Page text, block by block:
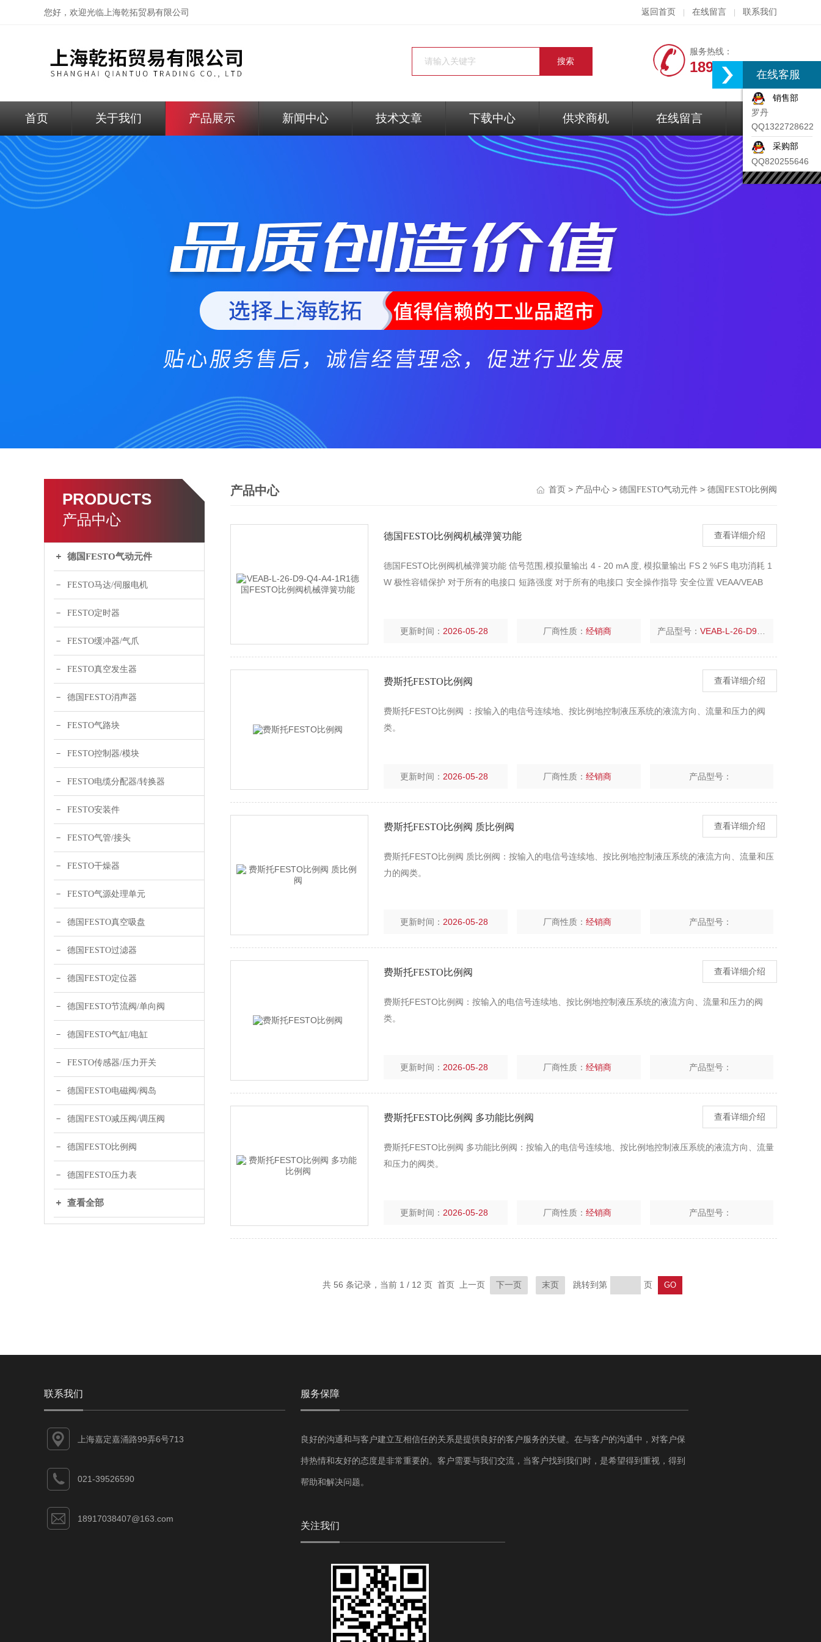
您好，欢迎光临上海乾拓贸易有限公司 返回首页 在线留言 联系我们
服务热线：
18917074297
首页 关于我们 产品展示 新闻中心 技术文章 下载中心 供求商机 在线留言 联系我们
PRODUCTS
产品中心
德国FESTO气动元件
FESTO马达/伺服电机
FESTO定时器
FESTO缓冲器/气爪
FESTO真空发生器
德国FESTO消声器
FESTO气路块
FESTO控制器/模块
FESTO电缆分配器/转换器
FESTO安装件
FESTO气管/接头
FESTO干燥器
FESTO气源处理单元
德国FESTO真空吸盘
德国FESTO过滤器
德国FESTO定位器
德国FESTO节流阀/单向阀
德国FESTO气缸/电缸
FESTO传感器/压力开关
德国FESTO电磁阀/阀岛
德国FESTO减压阀/调压阀
德国FESTO比例阀
德国FESTO压力表
查看全部
产品中心 首页 > 产品中心 > 德国FESTO气动元件 > 德国FESTO比例阀
德国FESTO比例阀机械弹簧功能 查看详细介绍
德国FESTO比例阀机械弹簧功能 信号范围,模拟量输出 4 - 20 mA 度, 模拟量输出 FS 2 %FS 电功消耗 1
W 极性容错保护 对于所有的电接口 短路强度 对于所有的电接口 安全操作指导 安全位置 VEAA/VEAB
更新时间： 2026-05-28 厂商性质：经销商 产品型号：VEAB-L-26-D9-Q4-A4-1R1
费斯托FESTO比例阀 查看详细介绍
费斯托FESTO比例阀 ：按输入的电信号连续地、按比例地控制液压系统的液流方向、流量和压力的阀
类。
更新时间： 2026-05-28 厂商性质：经销商 产品型号：
费斯托FESTO比例阀 质比例阀 查看详细介绍
费斯托FESTO比例阀 质比例阀：按输入的电信号连续地、按比例地控制液压系统的液流方向、流量和压
力的阀类。
更新时间： 2026-05-28 厂商性质：经销商 产品型号：
费斯托FESTO比例阀 查看详细介绍
费斯托FESTO比例阀：按输入的电信号连续地、按比例地控制液压系统的液流方向、流量和压力的阀
类。
更新时间： 2026-05-28 厂商性质：经销商 产品型号：
费斯托FESTO比例阀 多功能比例阀 查看详细介绍
费斯托FESTO比例阀 多功能比例阀：按输入的电信号连续地、按比例地控制液压系统的液流方向、流量
和压力的阀类。
更新时间： 2026-05-28 厂商性质：经销商 产品型号：
共 56 条记录，当前 1 / 12 页 首页 上一页 下一页 末页 跳转到第 页
联系我们
上海嘉定嘉涌路99弄6号713
021-39526590
18917038407@163.com
服务保障
良好的沟通和与客户建立互相信任的关系是提供良好的客户服务的关键。在与客户的沟通中，对客户保
持热情和友好的态度是非常重要的。客户需要与我们交流，当客户找到我们时，是希望得到重视，得到
帮助和解决问题。
关注我们
在线客服
销售部
罗丹
QQ1322728622
采购部
QQ820255646